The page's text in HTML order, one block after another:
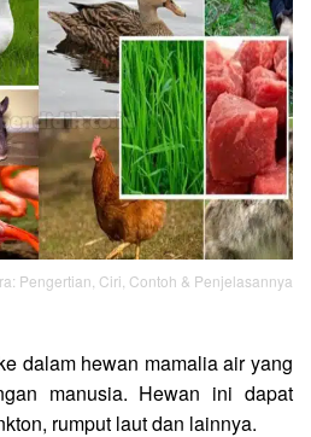
Pengertian, Ciri, Contoh & Penjelasannya
dalam hewan mamalia air yang
manusia. Hewan ini dapat
rumput laut dan lainnya.